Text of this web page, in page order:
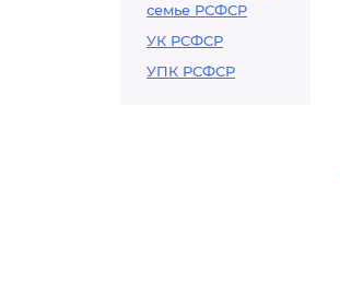
семье РСФСР
УК РСФСР
УПК РСФСР